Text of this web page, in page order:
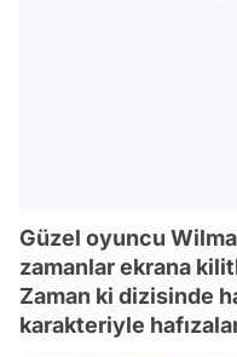
Güzel oyuncu
zamanlar ekrana
Zaman ki dizisinde
karakteriyle